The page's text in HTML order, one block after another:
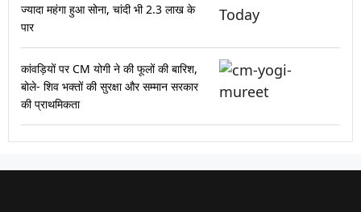
ज्यादा महंगा हुआ सोना, चांदी भी 2.3 लाख के
पार
कांवड़ियों पर CM योगी ने की फूलों की बारिश,
बोले- शिव भक्तों की सुरक्षा और सम्मान सरकार
की प्राथमिकता